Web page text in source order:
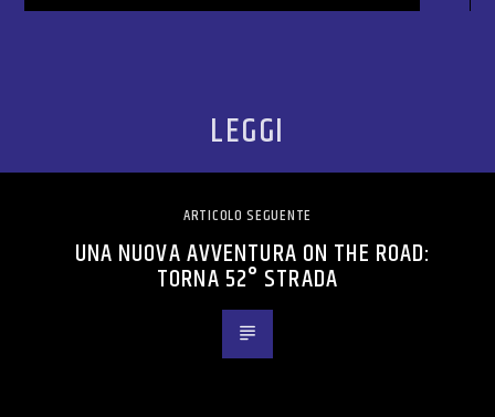
LEGGI
ARTICOLO SEGUENTE
UNA NUOVA AVVENTURA ON THE ROAD:
TORNA 52° STRADA